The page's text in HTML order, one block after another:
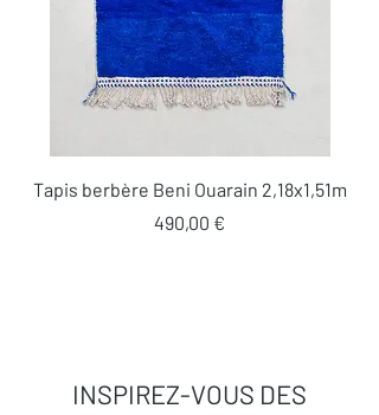
Tapis berbère Beni Ouarain 2,18x1,51m
Prix
490,00 €
INSPIREZ-VOUS DES